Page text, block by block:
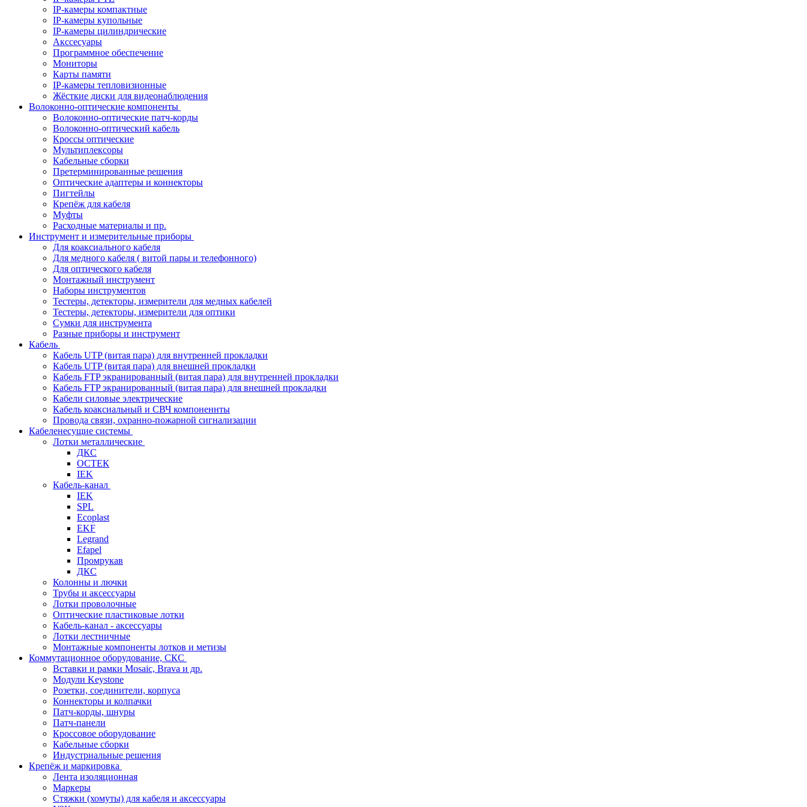
IP-камеры компактные
IP-камеры купольные
IP-камеры цилиндрические
Акссесуары
Программное обеспечение
Мониторы
Карты памяти
IP-камеры тепловизионные
Жёсткие диски для видеонаблюдения
Волоконно-оптические компоненты
Волоконно-оптические патч-корды
Волоконно-оптический кабель
Кроссы оптические
Мультиплексоры
Кабельные сборки
Претерминированные решения
Оптические адаптеры и коннекторы
Пигтейлы
Крепёж для кабеля
Муфты
Расходные материалы и пр.
Инструмент и измерительные приборы
Для коаксиального кабеля
Для медного кабеля ( витой пары и телефонного)
Для оптического кабеля
Монтажный инструмент
Наборы инструментов
Тестеры, детекторы, измерители для медных кабелей
Тестеры, детекторы, измерители для оптики
Сумки для инструмента
Разные приборы и инструмент
Кабель
Кабель UTP (витая пара) для внутренней прокладки
Кабель UTP (витая пара) для внешней прокладки
Кабель FTP экранированный (витая пара) для внутренней прокладки
Кабель FTP экранированный (витая пара) для внешней прокладки
Кабели силовые электрические
Кабель коаксиальный и СВЧ компоненнты
Провода связи, охранно-пожарной сигнализации
Кабеленесущие системы
Лотки металлические
ДКС
ОСТЕК
IEK
Кабель-канал
IEK
SPL
Ecoplast
EKF
Legrand
Efapel
Промрукав
ДКС
Колонны и лючки
Трубы и аксессуары
Лотки проволочные
Оптические пластиковые лотки
Кабель-канал - аксессуары
Лотки лестничные
Монтажные компоненты лотков и метизы
Коммутационное оборудование, СКС
Вставки и рамки Mosaic, Brava и др.
Модули Keystone
Розетки, соединители, корпуса
Коннекторы и колпачки
Патч-корды, шнуры
Патч-панели
Кроссовое оборудование
Кабельные сборки
Индустриальные решения
Крепёж и маркировка
Лента изоляционная
Маркеры
Стяжки (хомуты) для кабеля и аксессуары